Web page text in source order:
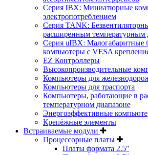
Серия IBX: Миниатюрные
электропотреблением
Серия TANK:
расширенным температурным
Серия uIBX: Малогабаритные
компьютеры с VESA
EZ Контроллеры
Высокопроизводительные
Компьютеры для
Компьютеры для траспорта
Компьютеры, работающие в
температурном диапазоне
Энергоэффективные
Крепёжные элементы
Встраиваемые модули
Процессорные платы
Платы формата 2.5"